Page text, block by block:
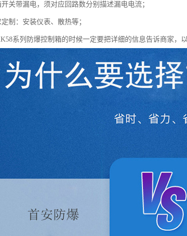
关带漏电，须对应回路数分别描述漏电电流；
制：安装仪表、散热等；
系列防爆控制箱的时候一定要把详细的信息告诉商家，